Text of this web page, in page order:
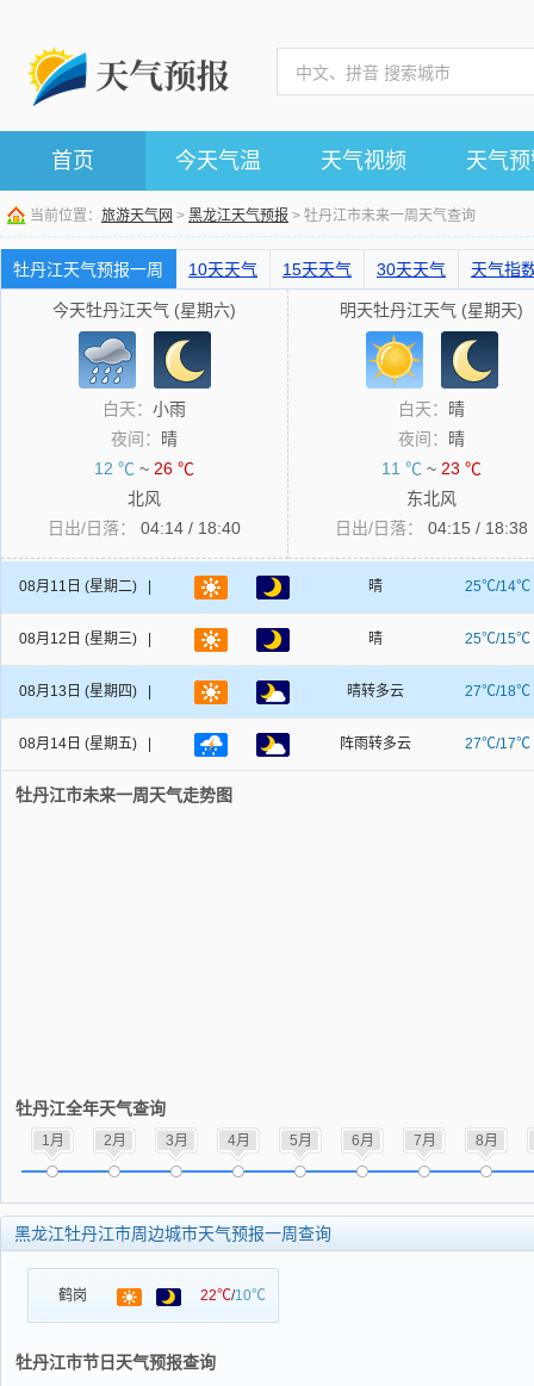
首页 今天气温 天气视频 天气
当前位置： 旅游天气网 > 黑龙江天气预报 > 牡丹江市未来一周天气查询
牡丹江天气预报一周 10天天气 15天天气 30天天气 天气指
今天牡丹江天气 (星期六)
白天： 小雨
夜间：
晴
12 ℃ ~ 26 ℃
北风
日出/日落：
04:14 / 18:40
明天牡丹江天气 (星期天)
白天：
晴
夜间：
晴
11 ℃ ~ 23 ℃
东北风
日出/日落：
04:15 / 18:38
08月11日 (星期二) | 晴 25℃/14℃
08月12日 (星期三) | 晴 25℃/15℃
08月13日 (星期四) | 晴转多云 27℃/18℃
08月14日 (星期五) | 阵雨转多云 27℃/17℃
牡丹江市未来一周天气走势图
牡丹江全年天气查询
1月 2月 3月 4月 5月 6月 7月 8月
黑龙江牡丹江市周边城市天气预报一周查询
鹤岗 22℃/10℃
牡丹江市节日天气预报查询